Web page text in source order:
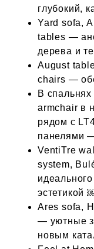
глубокий,
Yard sofa,
tables —
дерева и
August
chairs —
В
armchair в
рядом с
панелями
VentiTre
system,
эстетикой
Ares sofa,
— уютные
новым